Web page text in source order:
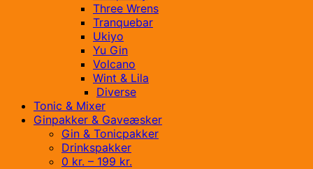
Three Wrens
Tranquebar
Ukiyo
Yu Gin
Volcano
Wint & Lila
Diverse
Tonic & Mixer
Ginpakker & Gaveæsker
Gin & Tonicpakker
Drinkspakker
0 kr. – 199 kr.